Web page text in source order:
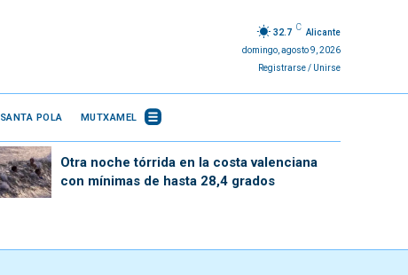
32.7
C
Alicante
domingo, agosto 9, 2026
Registrarse / Unirse
SANTA POLA MUTXAMEL
Otra noche tórrida en la costa valenciana
con mínimas de hasta 28,4 grados